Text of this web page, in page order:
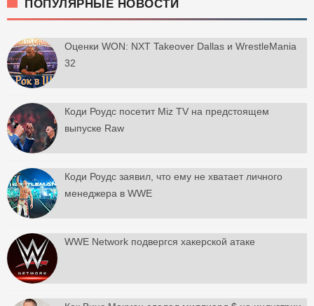
ПОПУЛЯРНЫЕ НОВОСТИ
Оценки WON: NXT Takeover Dallas и WrestleMania
32
Коди Роудс посетит Miz TV на предстоящем
выпуске Raw
Коди Роудс заявил, что ему не хватает личного
менеджера в WWE
WWE Network подвергся хакерской атаке